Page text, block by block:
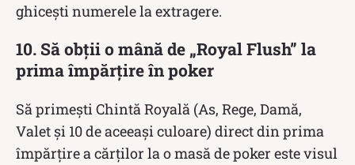
ghicești numerele la extragere.
10. Să obții o mână de „Royal Flush” la
prima împărțire în poker
Să primești Chintă Royală (As, Rege, Damă,
Valet și 10 de aceeași culoare) direct din prima
împărțire a cărților la o masă de poker este visul